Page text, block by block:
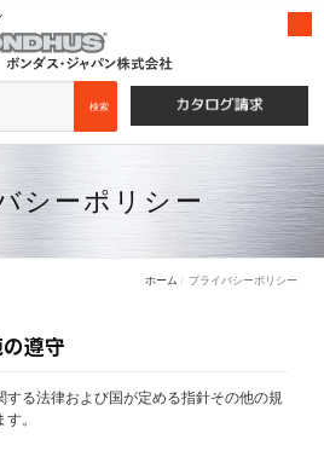
検索
バシーポリシー
ホーム プライバシーポリシー
遵守
る法律および国が定める指針その他の規
。